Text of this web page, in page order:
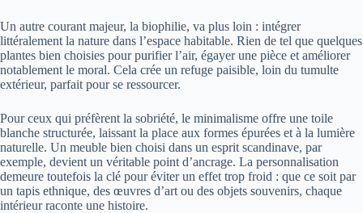
Un autre courant majeur, la biophilie, va plus loin : intégrer
littéralement la nature dans l’espace habitable. Rien de tel que quelques
plantes bien choisies pour purifier l’air, égayer une pièce et améliorer
notablement le moral. Cela crée un refuge paisible, loin du tumulte
extérieur, parfait pour se ressourcer.
Pour ceux qui préfèrent la sobriété, le minimalisme offre une toile
blanche structurée, laissant la place aux formes épurées et à la lumière
naturelle. Un meuble bien choisi dans un esprit scandinave, par
exemple, devient un véritable point d’ancrage. La personnalisation
demeure toutefois la clé pour éviter un effet trop froid : que ce soit par
un tapis ethnique, des œuvres d’art ou des objets souvenirs, chaque
intérieur raconte une histoire.